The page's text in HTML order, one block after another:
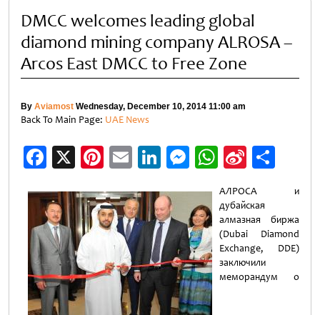
DMCC welcomes leading global
diamond mining company ALROSA –
Arcos East DMCC to Free Zone
By Aviamost Wednesday, December 10, 2014 11:00 am
Back To Main Page: UAE News
Facebook
X Pinterest
EmailLinkedIn
Messenger
WhatsApp
Sina
АЛРОСА и
дубайская
алмазная биржа
(Dubai Diamond
Exchange, DDE)
заключили
меморандум о